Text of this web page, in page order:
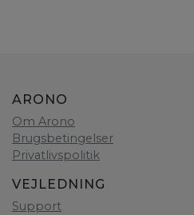
ARONO
Om Arono
Brugsbetingelser
Privatlivspolitik
VEJLEDNING
Support